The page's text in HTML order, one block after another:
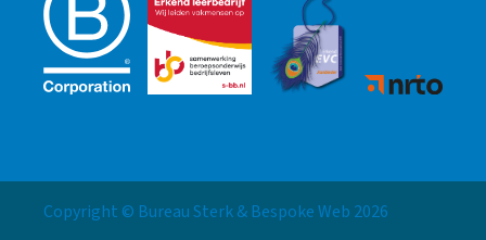
Copyright © Bureau Sterk & Bespoke Web 2026